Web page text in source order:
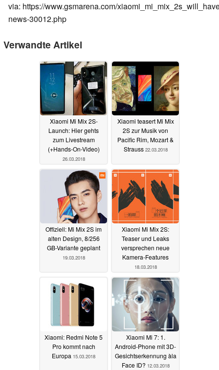
via: https://www.gsmarena.com/
news-30012.php
Verwandte Artikel
Xiaomi Mi Mix 2S-
Launch: Hier gehts
zum Livestream
(+Hands-On-Video)
26.03.2018
Xiaomi teasert Mi Mix
2S zur Musik von
Pacific Rim, Mozart &
Strauss 22.03.2018
Offiziell: Mi Mix 2S im
alten Design, 8/256
GB-Variante geplant
19.03.2018
Xiaomi Mi Mix 2S:
Teaser und Leaks
versprechen neue
Kamera-Features
18.03.2018
Xiaomi: Redmi Note 5
Pro kommt nach
Europa 15.03.2018
Xiaomi Mi 7: 1.
Android-Phone mit 3D-
Gesichtserkennung àla
Face ID? 12.03.2018